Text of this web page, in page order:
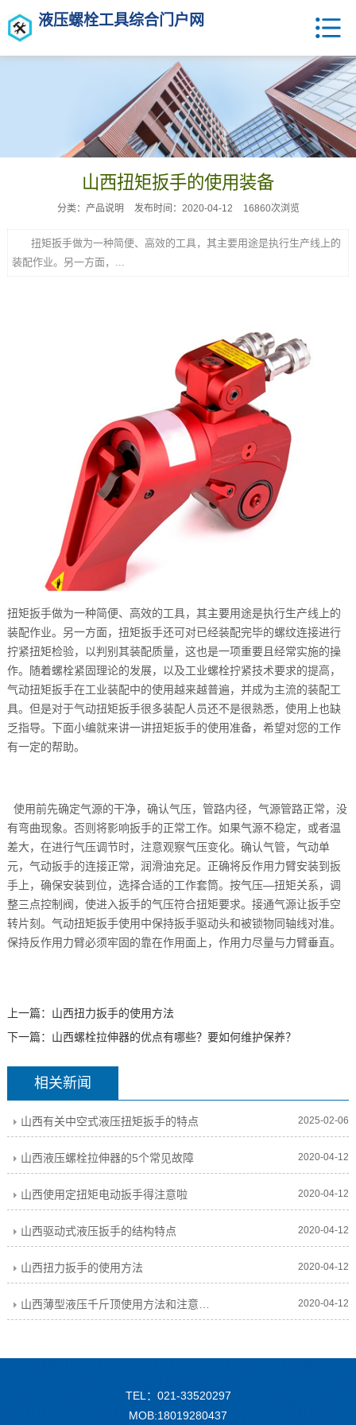
液压螺栓工具综合门户网
山西扭矩扳手的使用装备
分类：产品说明 发布时间：2020-04-12 16860次浏览
扭矩扳手做为一种简便、高效的工具，其主要用途是执行生产线上的
装配作业。另一方面，...
扭矩扳手做为一种简便、高效的工具，其主要用途是执行生产线上的
装配作业。另一方面，扭矩扳手还可对已经装配完毕的螺纹连接进行
拧紧扭矩检验，以判别其装配质量，这也是一项重要且经常实施的操
作。随着螺栓紧固理论的发展，以及工业螺栓拧紧技术要求的提高，
气动扭矩扳手在工业装配中的使用越来越普遍，并成为主流的装配工
具。但是对于气动扭矩扳手很多装配人员还不是很熟悉，使用上也缺
乏指导。下面小编就来讲一讲扭矩扳手的使用准备，希望对您的工作
有一定的帮助。
使用前先确定气源的干净，确认气压，管路内径，气源管路正常，没
有弯曲现象。否则将影响扳手的正常工作。如果气源不稳定，或者温
差大，在进行气压调节时，注意观察气压变化。确认气管，气动单
元，气动扳手的连接正常，润滑油充足。正确将反作用力臂安装到扳
手上，确保安装到位，选择合适的工作套筒。按气压—扭矩关系，调
整三点控制阀，使进入扳手的气压符合扭矩要求。接通气源让扳手空
转片刻。气动扭矩扳手使用中保持扳手驱动头和被锁物同轴线对准。
保持反作用力臂必须牢固的靠在作用面上，作用力尽量与力臂垂直。
上一篇： 山西扭力扳手的使用方法
下一篇： 山西螺栓拉伸器的优点有哪些？要如何维护保养？
相关新闻
山西有关中空式液压扭矩扳手的特点 2025-02-06
山西液压螺栓拉伸器的5个常见故障 2020-04-12
山西使用定扭矩电动扳手得注意啦 2020-04-12
山西驱动式液压扳手的结构特点 2020-04-12
山西扭力扳手的使用方法 2020-04-12
2020-04-12
TEL：021-33520297
MOB:18019280437